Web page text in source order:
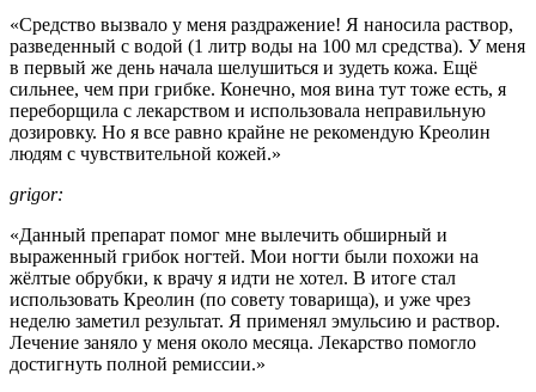
«Средство вызвало у меня раздражение! Я наносила раствор,
разведенный с водой (1 литр воды на 100 мл средства). У меня
в первый же день начала шелушиться и зудеть кожа. Ещё
сильнее, чем при грибке. Конечно, моя вина тут тоже есть, я
переборщила с лекарством и использовала неправильную
дозировку. Но я все равно крайне не рекомендую Креолин
людям с чувствительной кожей.»
grigor:
«Данный препарат помог мне вылечить обширный и
выраженный грибок ногтей. Мои ногти были похожи на
жёлтые обрубки, к врачу я идти не хотел. В итоге стал
использовать Креолин (по совету товарища), и уже чрез
неделю заметил результат. Я применял эмульсию и раствор.
Лечение заняло у меня около месяца. Лекарство помогло
достигнуть полной ремиссии.»